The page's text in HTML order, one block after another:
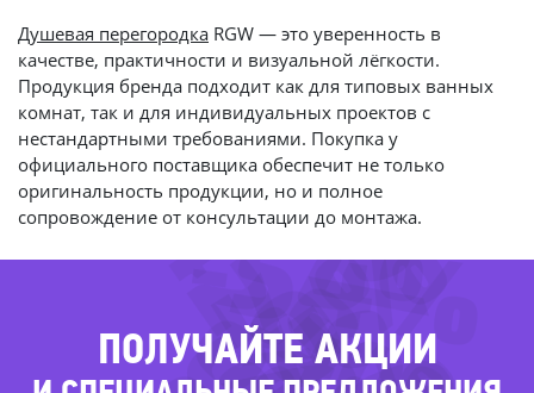
В КОРЗИНУ
Душевая перегородка RGW — это уверенность в
качестве, практичности и визуальной лёгкости.
Продукция бренда подходит как для типовых ванных
комнат, так и для индивидуальных проектов с
нестандартными требованиями. Покупка у
официального поставщика обеспечит не только
оригинальность продукции, но и полное
сопровождение от консультации до монтажа.
ПОЛУЧАЙТЕ АКЦИИ
-42%
-54%